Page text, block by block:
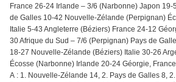
France 26-24 Irlande – 3/6 (Narbonne) Japon 19-
de Galles 10-42 Nouvelle-Zélande (Perpignan)
Italie 5-43 Angleterre (Béziers) France 24-12
30 Afrique du Sud – 7/6 (Perpignan) Pays de
18-27 Nouvelle-Zélande (Béziers) Italie 30-26
Écosse (Narbonne) Irlande 20-24 Géorgie,
A : 1. Nouvelle-Zélande 14, 2. Pays de Galles 8,